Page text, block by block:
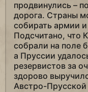
продвинулись –
дорога. Страны
собирать армии
Подсчитано, что
собрали на поле
а Пруссии
резервистов за
здорово
Австро-